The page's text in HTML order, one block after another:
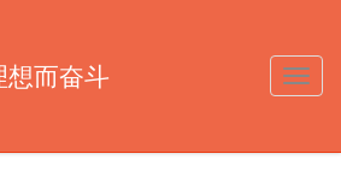
Toggle
而奋斗